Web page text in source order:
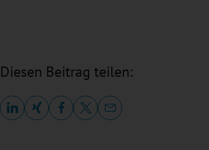
Diesen Beitrag teilen: